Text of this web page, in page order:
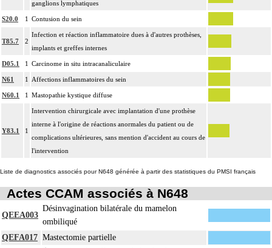
ganglions lymphatiques
S20.0 1 Contusion du sein
T85.7 2
Infection et réaction inflammatoire dues à d'autres prothèses,
implants et greffes internes
D05.1 1 Carcinome in situ intracanaliculaire
N61 1 Affections inflammatoires du sein
N60.1 1 Mastopathie kystique diffuse
Y83.1 1
Intervention chirurgicale avec implantation d'une prothèse
interne à l'origine de réactions anormales du patient ou de
complications ultérieures, sans mention d'accident au cours de
l'intervention
Liste de diagnostics associés pour N648 générée à partir des statistiques du PMSI français
Actes CCAM associés à N648
QEEA003
Désinvagination bilatérale du mamelon
ombiliqué
QEFA017 Mastectomie partielle